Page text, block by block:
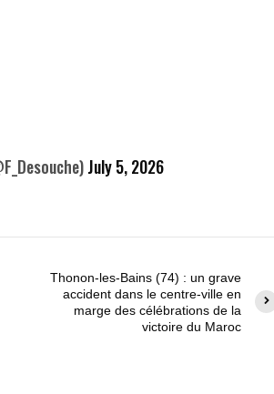
July 5, 2026
Thonon-les-Bains (74) : un grave
accident dans le centre-ville en
marge des célébrations de la
victoire du Maroc